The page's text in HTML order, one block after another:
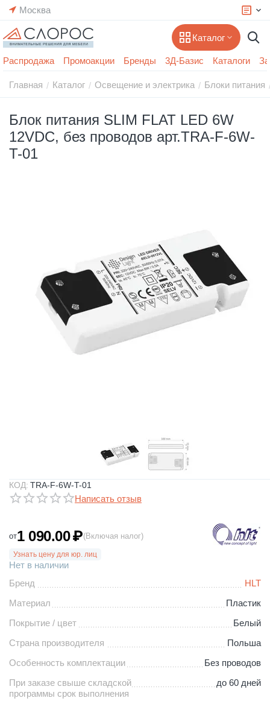
Москва
Каталог
Распродажа Промоакции Бренды 3Д-Базис Каталоги
Главная / Каталог / Освещение и электрика / Блоки питания
Блок питания SLIM FLAT LED 6W
12VDC, без проводов арт.TRA-F-6W-
T-01
КОД: TRA-F-6W-T-01
Написать отзыв
от1 090.00₽(Включая налог)
Узнать цену для юр. лиц
Нет в наличии
Бренд
HLT
Материал
Пластик
Покрытие / цвет
Белый
Страна производителя
Польша
Особенность комплектации
Без проводов
При заказе свыше складской
программы срок выполнения
до 60 дней